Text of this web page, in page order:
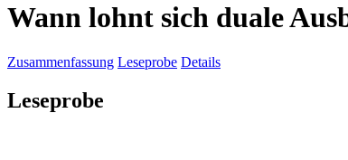
Wann lohnt sich duale
Zusammenfassung Leseprobe Details
Leseprobe